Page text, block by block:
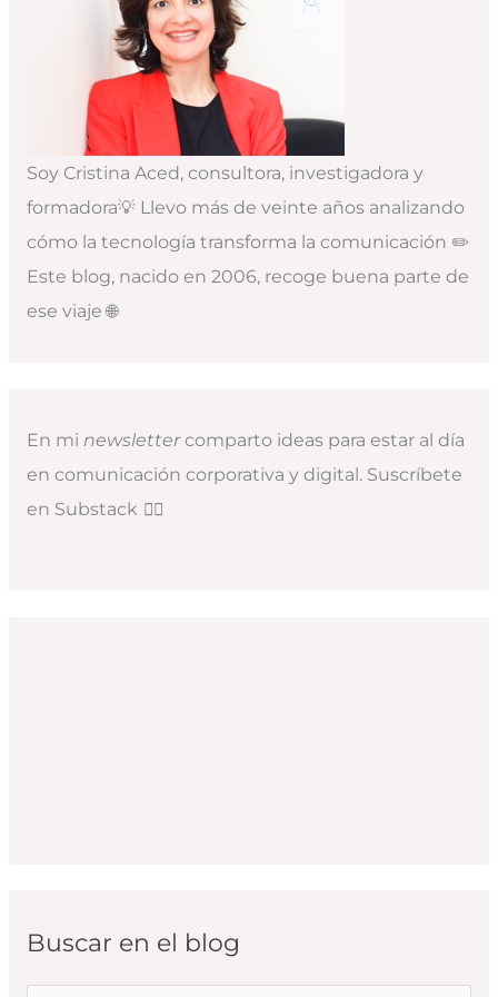
Soy Cristina Aced, consultora, investigadora y
formadora💡 Llevo más de veinte años analizando
cómo la tecnología transforma la comunicación ✏️
Este blog, nacido en 2006, recoge buena parte de
ese viaje 🌐
En mi newslettercomparto ideas para estar al día
en comunicación corporativa y digital. Suscríbete
en Substack 👇🏻
Buscar en el blog